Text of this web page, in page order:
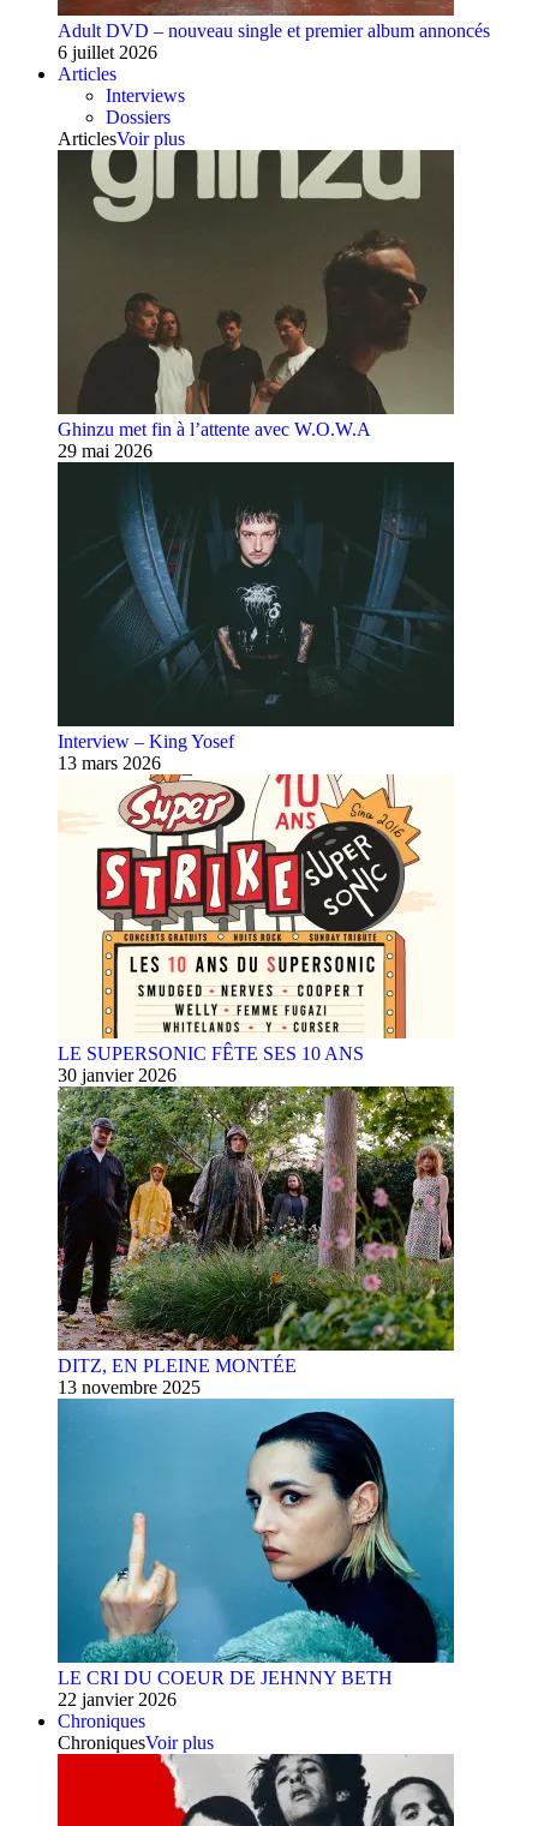
Adult DVD – nouveau single et premier album annoncés
6 juillet 2026
Articles
Interviews
Dossiers
ArticlesVoir plus
Ghinzu met fin à l’attente avec W.O.W.A
29 mai 2026
Interview – King Yosef
13 mars 2026
LE SUPERSONIC FÊTE SES 10 ANS
30 janvier 2026
DITZ, EN PLEINE MONTÉE
13 novembre 2025
LE CRI DU COEUR DE JEHNNY BETH
22 janvier 2026
Chroniques
ChroniquesVoir plus